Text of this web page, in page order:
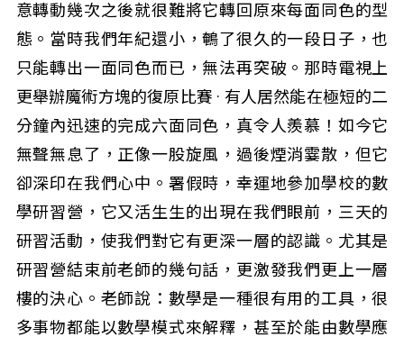
意轉動幾次之後就很難將它轉回原來每面同色的型
態。當時我們年紀還小，鵪了很久的一段日子，也
只能轉出一面同色而已，無法再突破。那時電視上
更舉辦魔術方塊的復原比賽 · 有人居然能在極短的二
分鐘內迅速的完成六面同色，真令人羨慕！如今它
無聲無息了，正像一股旋風，過後煙消霎散，但它
卻深印在我們心中。署假時，幸運地參加學校的數
學研習營，它又活生生的出現在我們眼前，三天的
研習活動，使我們對它有更深一層的認識。尤其是
研習營結束前老師的幾句話，更激發我們更上一層
樓的決心。老師說：數學是一種很有用的工具，很
多事物都能以數學模式來解釋，甚至於能由數學應